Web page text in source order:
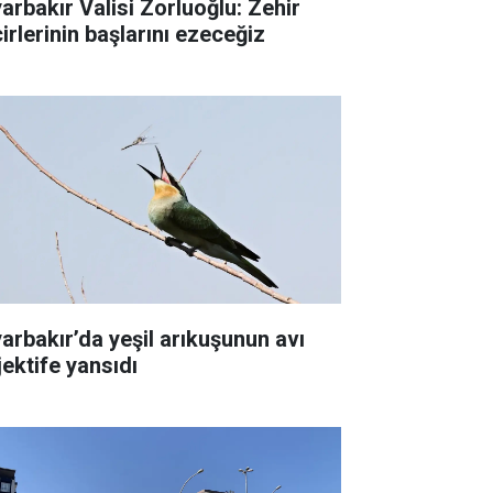
Valisi Zorluoğlu: Zehir
başlarını ezeceğiz
yeşil arıkuşunun avı
yansıdı